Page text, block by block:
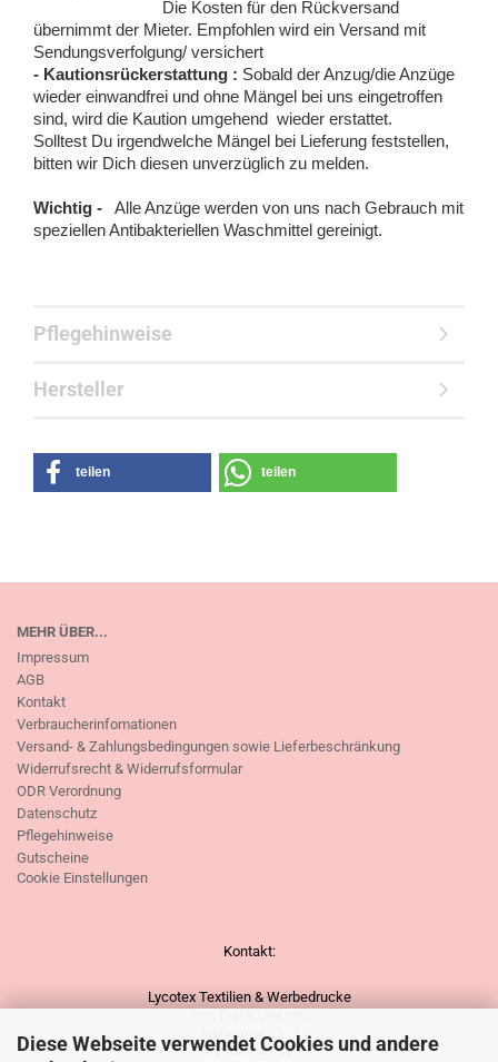
Diese Webseite verwendet Cookies und andere
Die Kosten für den Rückversand
übernimmt der Mieter. Empfohlen wird ein Versand mit
Sendungsverfolgung/ versichert
- Kautionsrückerstattung : Sobald der Anzug/die Anzüge
wieder einwandfrei und ohne Mängel bei uns eingetroffen
sind, wird die Kaution umgehend wieder erstattet.
Solltest Du irgendwelche Mängel bei Lieferung feststellen,
bitten wir Dich diesen unverzüglich zu melden.
Wichtig -
Alle Anzüge werden von uns nach Gebrauch mit
speziellen Antibakteriellen Waschmittel gereinigt.
Pflegehinweise
Hersteller
teilen teilen
MEHR ÜBER...
Impressum
AGB
Kontakt
Verbraucherinfomationen
Versand- & Zahlungsbedingungen sowie Lieferbeschränkung
Widerrufsrecht & Widerrufsformular
ODR Verordnung
Datenschutz
Pflegehinweise
Gutscheine
Cookie Einstellungen
Kontakt:
Lycotex Textilien & Werbedrucke
Mehrumer Str. 7
46562 Voerde